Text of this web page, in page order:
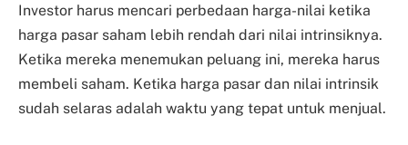
Investor harus mencari perbedaan harga-nilai ketika
harga pasar saham lebih rendah dari nilai intrinsiknya.
Ketika mereka menemukan peluang ini, mereka harus
membeli saham. Ketika harga pasar dan nilai intrinsik
sudah selaras adalah waktu yang tepat untuk menjual.